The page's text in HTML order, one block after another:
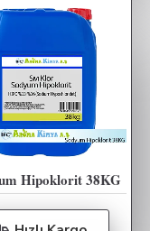
Hipoklorit 38KG